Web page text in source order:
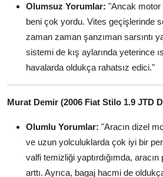
Olumsuz Yorumlar: "Ancak motor
beni çok yordu. Vites geçişlerinde
zaman zaman şanzıman sarsıntı
sistemi de kış aylarında yeterince
havalarda oldukça rahatsız edici."
Murat Demir (2006 Fiat Stilo 1.9 JTD
Olumlu Yorumlar: "Aracın dizel
ve uzun yolculuklarda çok iyi bir
valfi temizliği yaptırdığımda,
arttı. Ayrıca, bagaj hacmi de